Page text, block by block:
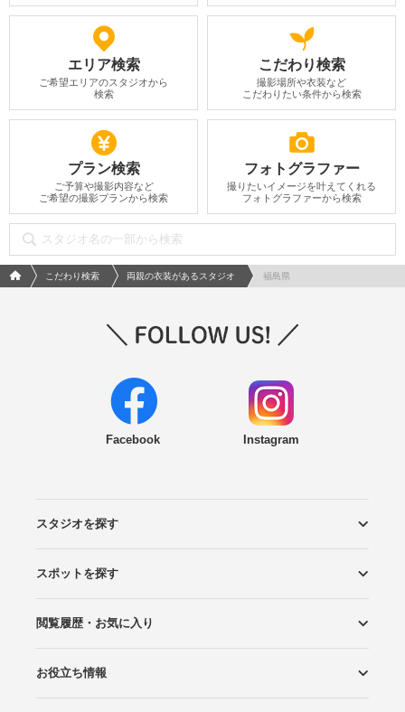
エリア検索
ご希望エリアのスタジオから
検索
こだわり検索
撮影場所や衣装など
こだわりたい条件から検索
プラン検索
ご予算や撮影内容など
ご希望の撮影プランから検索
フォトグラファー
撮りたいイメージを叶えてくれる
フォトグラファーから検索
フォトウエディング/結婚写真のPhotorait ホーム
こだわり検索 両親の衣装があるスタジオ 福島県
Facebook Instagram
スタジオを探す
エリアから探す
こだわりから探す
NEW PHOTO STYLE
プランから探す
フォトタイプ診断
フォトグラファーから探す
国内リゾートから探す
スポットを探す
ロケーションから探す
スタジオから探す
閲覧履歴・お気に入り
閲覧スタジオ
お気に入り
お役立ち情報